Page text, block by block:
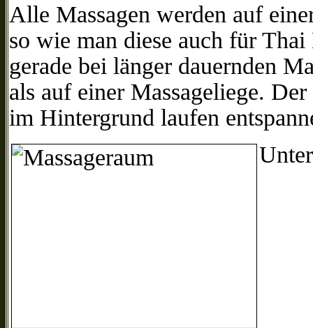
Alle Massagen werden auf
so wie man diese auch für
gerade bei länger dauernden
als auf einer Massageliege.
im Hintergrund laufen
Unter